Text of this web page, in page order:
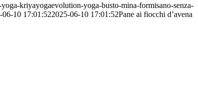
kriyayogaevolution-yoga-busto-mina-formisano-senza-
06-10 17:01:522025-06-10 17:01:52Pane ai fiocchi d’avena